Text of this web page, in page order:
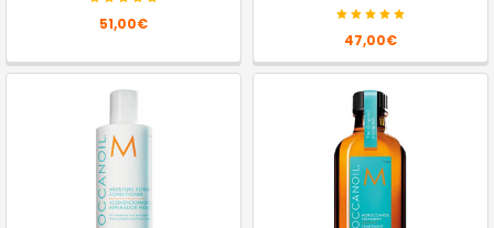
51,00€
47,00€